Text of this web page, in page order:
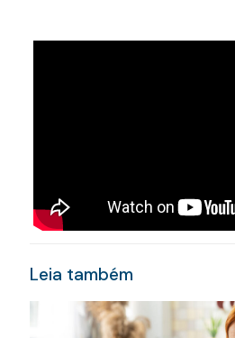
Leia também